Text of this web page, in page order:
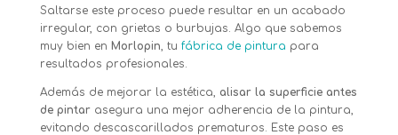
Saltarse este proceso puede resultar en un acabado
irregular, con grietas o burbujas. Algo que sabemos
muy bien en Morlopin , tu fábrica de pintura para
resultados profesionales.
Además de mejorar la estética, alisar la superficie antes
de pintarasegura una mejor adherencia de la pintura,
evitando descascarillados prematuros. Este paso es